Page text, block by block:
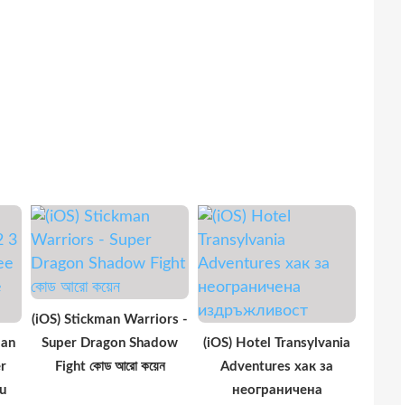
(iOS) Stickman Warriors -
Super Dragon Shadow
Fight কোড আরো কয়েন
(iOS) Hotel Transylvania
Adventures хак за
неограничена